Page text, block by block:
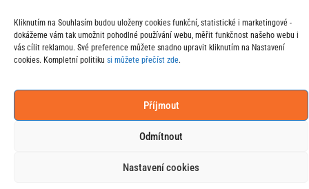
Kliknutím na Souhlasím budou uloženy cookies funkční, statistické i marketingové -
dokážeme vám tak umožnit pohodlné používání webu, měřit funkčnost našeho webu i
vás cílit reklamou. Své preference můžete snadno upravit kliknutím na Nastavení
cookies. Kompletní politiku si můžete přečíst zde.
Příjmout
Odmítnout
Nastavení cookies